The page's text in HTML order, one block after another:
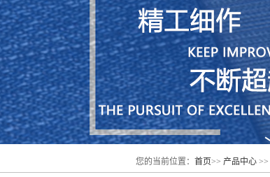
您的当前位置： 首页>> 产品中心 >>